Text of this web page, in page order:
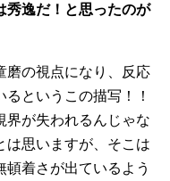
秀逸だ！と思ったのが
磨の視点になり、反応
というこの描写！！
界が失われるんじゃな
は思いますが、そこは
着さが出ているよう